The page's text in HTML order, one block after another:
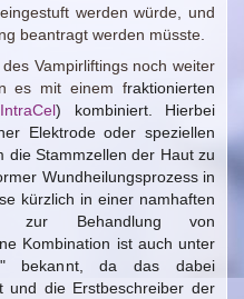
werden würde, und
beantragt werden müsste.
Vampirliftings noch weiter
es mit einem fraktionierten
IntraCel) kombiniert. Hierbei
Elektrode oder speziellen
die Stammzellen der Haut zu
Wundheilungsprozess in
kürzlich in einer namhaften
zur Behandlung von
Kombination ist auch unter
bekannt, da das dabei
und die Erstbeschreiber der